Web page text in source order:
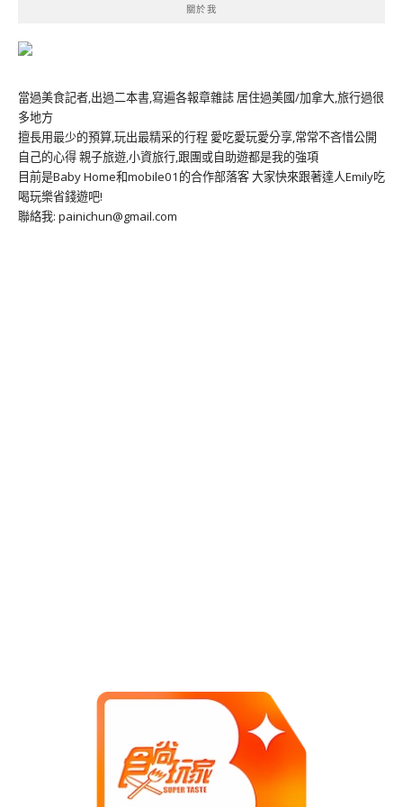
關於我
當過美食記者,出過二本書,寫遍各報章雜誌 居住過美國/加拿大,旅行過很
多地方
擅長用最少的預算,玩出最精采的行程 愛吃愛玩愛分享,常常不吝惜公開
自己的心得 親子旅遊,小資旅行,跟團或自助遊都是我的強項
目前是Baby Home和mobile01的合作部落客 大家快來跟著達人Emily吃
喝玩樂省錢遊吧!
聯絡我: painichun@gmail.com